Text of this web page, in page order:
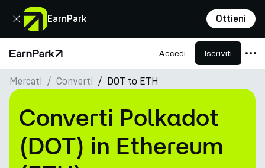
EarnPark Ottieni
Chiudi
Pagina principale Accedi Iscriviti
Prodotti
Mercati
Calcolatori
PARK Token
Mercati Converti DOT to ETH
Converti Polkadot
(DOT) in Ethereum